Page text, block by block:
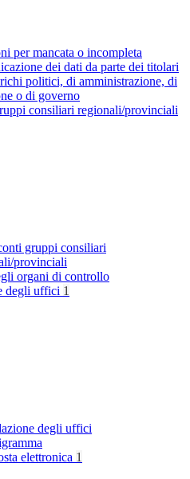
per mancata o incompleta
dei dati da parte dei titolari
politici, di amministrazione, di
o di governo
consiliari regionali/provinciali
gruppi consiliari
provinciali
organi di controllo
degli uffici 1
degli uffici
elettronica 1